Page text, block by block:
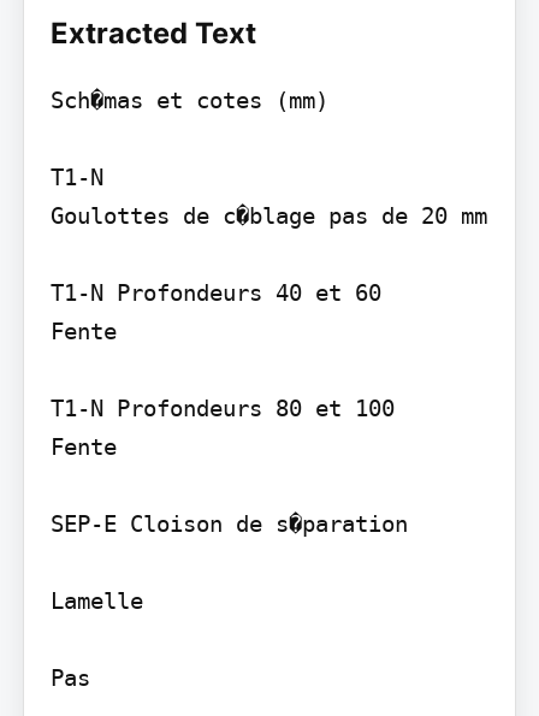
Extracted Text
Sch�mas et cotes (mm)
T1-N
Goulottes de c�blage pas de 20 mm
T1-N Profondeurs 40 et 60
Fente
T1-N Profondeurs 80 et 100
Fente
SEP-E Cloison de s�paration
Lamelle
Pas